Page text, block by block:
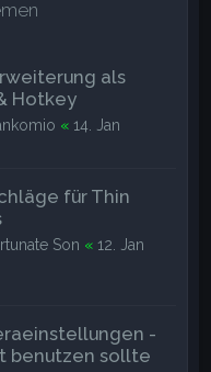
als
Hotkey
«14. Jan
für Thin
Son «12. Jan
-
benutzen sollte